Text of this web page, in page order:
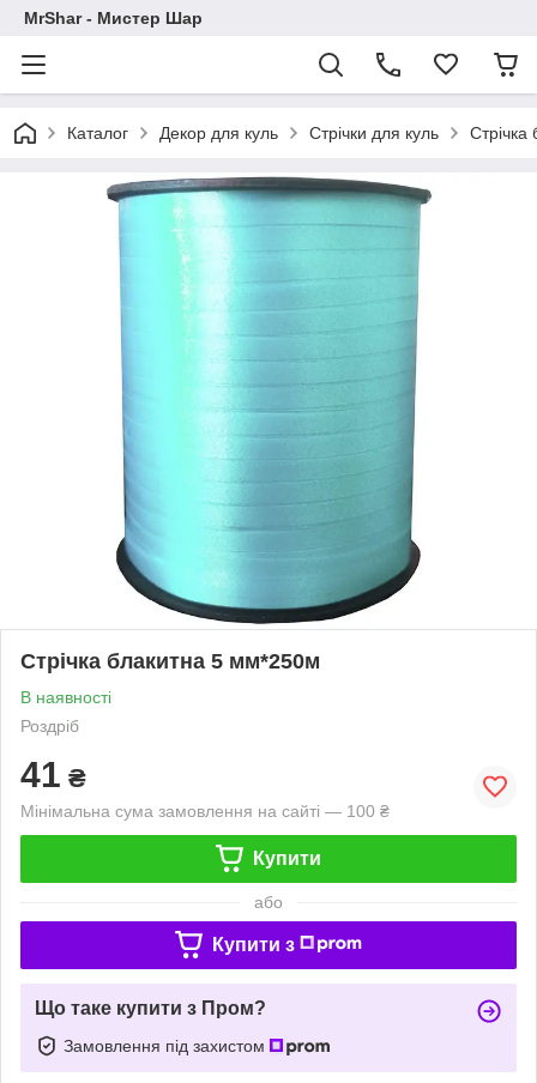
MrShar - Мистер Шар
Каталог Декор для куль Стрічки для куль
Стрічка блакитна 5 мм*250м
В наявності
Роздріб
41 ₴
Мінімальна сума замовлення на сайті — 100 ₴
Купити
або
Купити з
Що таке купити з Пром?
Замовлення під захистом